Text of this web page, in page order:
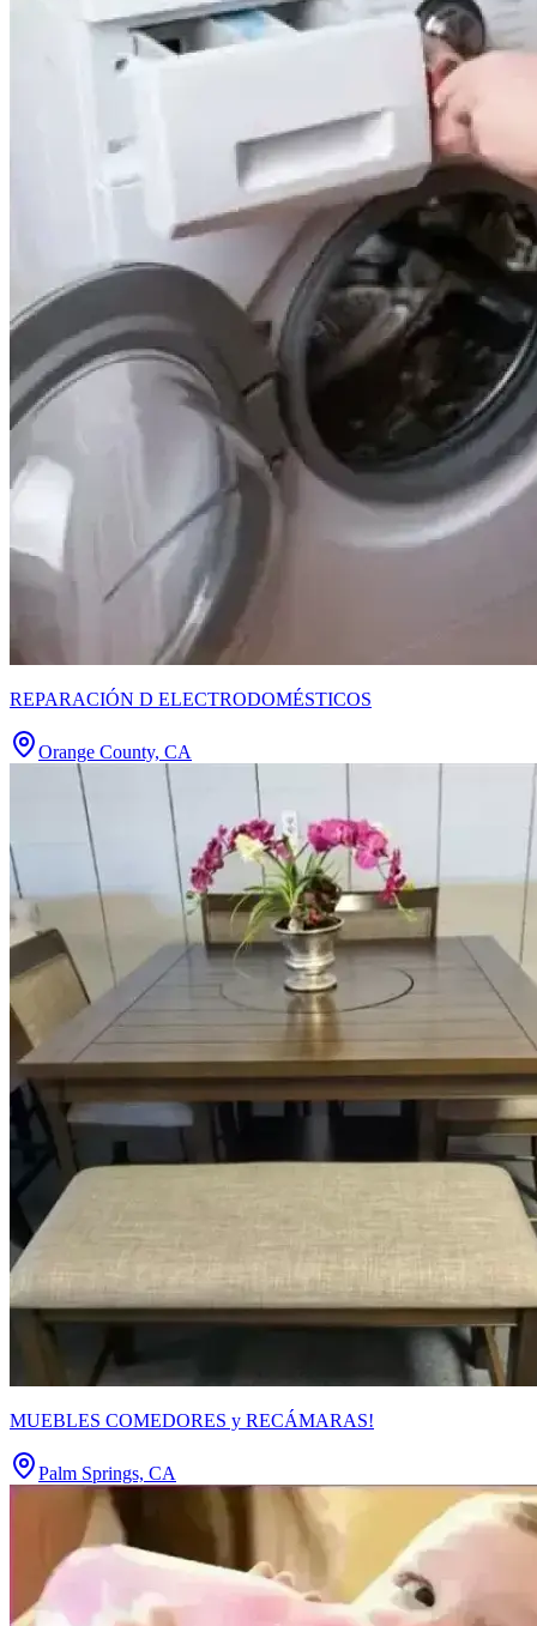
REPARACIÓN D ELECTRODOMÉSTICOS
Orange County, CA
MUEBLES COMEDORES y RECÁMARAS!
Palm Springs, CA